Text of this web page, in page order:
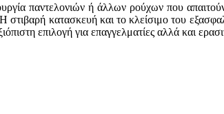
παντελονιών ή άλλων ρούχων που
στιβαρή κατασκευή και το κλείσιμο του
επιλογή για επαγγελματίες αλλά και